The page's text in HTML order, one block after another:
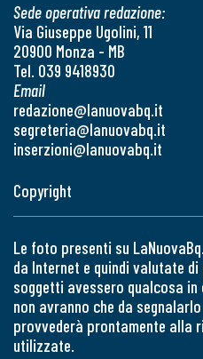
Sede operativa redazione:
Via Giuseppe Ugolini, 11
20900 Monza - MB
Tel. 039 9418930
Email
redazione@lanuovabq.it
segreteria@lanuovabq.it
inserzioni@lanuovabq.it
Copyright
Le foto presenti su
da Internet e quindi valutate
soggetti avessero qualcosa
non avranno che da
provvederà prontamente alla
utilizzate.